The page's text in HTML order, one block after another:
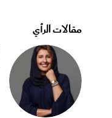
مقالات الرأي